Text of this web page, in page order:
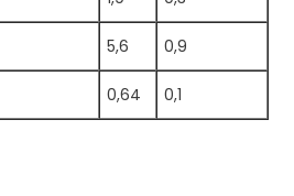
5,6 0,9
0,64 0,1